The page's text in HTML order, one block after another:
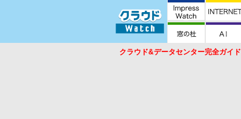
クラウド&データセンター完全ガイド